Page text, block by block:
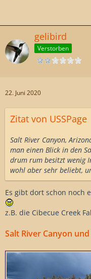
gelibird
Verstorben
22. Juni 2020
Zitat von USSPage
Salt River Canyon,
man einen Blick in den
drum rum besitzt wenig
wohl aber sehr beliebt,
Es gibt dort schon noch
z.B. die Cibecue Creek
Salt River Canyon